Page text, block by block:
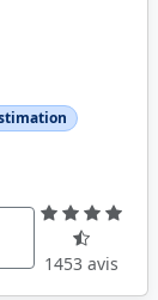
1453 avis